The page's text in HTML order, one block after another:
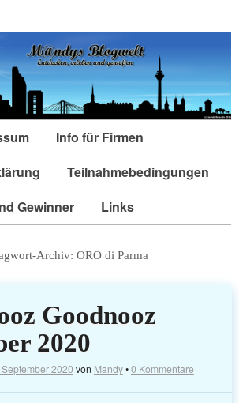
Info für Firmen
Teilnahmebedingungen
Gewinner
Links
Archiv: ORO di Parma
Goodnooz
2020
2020 von Mandy•0 Kommentare